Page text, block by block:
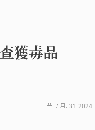
獲毒品
7 月. 31, 2024